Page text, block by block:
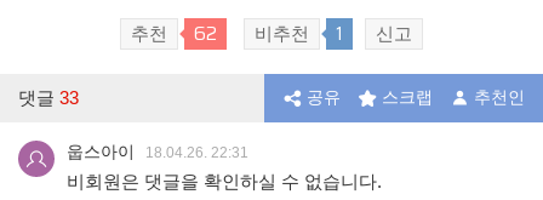
추천 62 비추천 1 신고
댓글 33 공유 스크랩 추천인
웁스아이 18.04.26. 22:31
비회원은 댓글을 확인하실 수 없습니다.